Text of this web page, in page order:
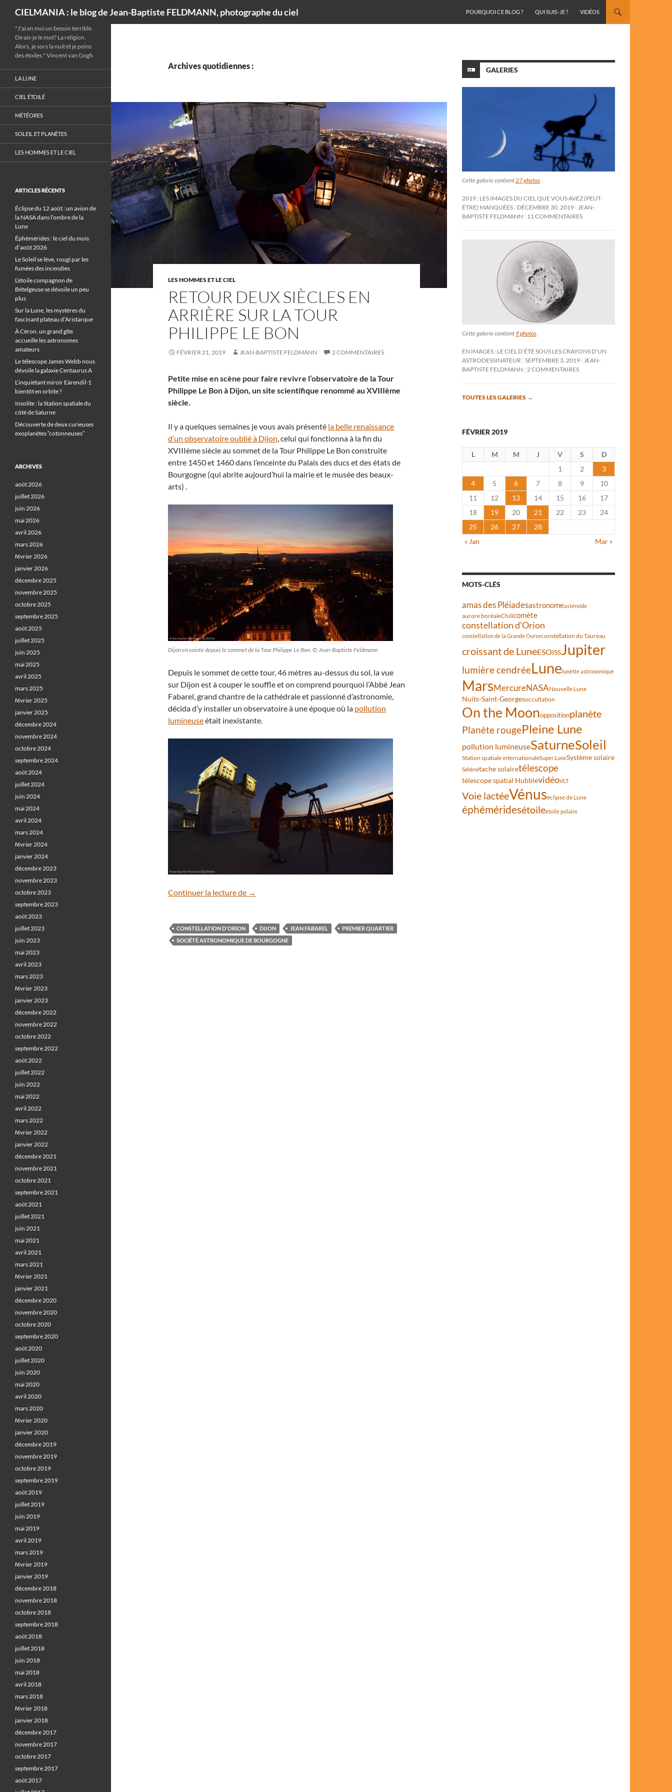
CIELMANIA : le blog de Jean-Baptiste FELDMANN, photographe du ciel
POURQUOI CE BLOG ?
QUI SUIS-JE ? VIDÉOS
Archives quotidiennes :
LES HOMMES ET LE CIEL
RETOUR DEUX SIÈCLES EN
ARRIÈRE SUR LA TOUR
PHILIPPE LE BON
FÉVRIER 21, 2019 JEAN-BAPTISTE FELDMANN 2 COMMENTAIRES
Petite mise en scène pour faire revivre l’observatoire de la Tour
Philippe Le Bon à Dijon, un site scientifique renommé au XVIIIème
siècle.
Il y a quelques semaines je vous avais présenté la belle renaissance
d’un observatoire oublié à Dijon, celui qui fonctionna à la fin du
XVIIIème siècle au sommet de la Tour Philippe Le Bon construite
entre 1450 et 1460 dans l’enceinte du Palais des ducs et des états de
Bourgogne (qui abrite aujourd’hui la mairie et le musée des beaux-
arts) .
Dijon en soirée depuis le sommet de la Tour Philippe Le Bon. © Jean-Baptiste Feldmann
Depuis le sommet de cette tour, 46 mètres au-dessus du sol, la vue
sur Dijon est à couper le souffle et on comprend pourquoi l’Abbé Jean
Fabarel, grand chantre de la cathédrale et passionné d’astronomie,
décida d’y installer un observatoire à une époque où la pollution
lumineuseétait inexistante.
Continuer la lecture de Retour deux siècles en arrière sur la Tour Philippe Le Bon
→
CONSTELLATION D'ORION DIJON JEAN FABAREL
PREMIER QUARTIER
SOCIÉTÉ ASTRONOMIQUE DE BOURGOGNE
GALERIES
Cette galerie contient27 photos.
2019 : LES IMAGES DU CIEL QUE VOUS AVEZ (PEUT-
ÊTRE) MANQUÉES DÉCEMBRE 30, 2019 JEAN-
BAPTISTE FELDMANN
11 COMMENTAIRES
Cette galerie contient 9 photos
EN IMAGES : LE CIEL D’ÉTÉ SOUS LES CRAYONS D’UN
ASTRODESSINATEUR SEPTEMBRE 3, 2019
JEAN-
BAPTISTE FELDMANN
2 COMMENTAIRES
TOUTES LES GALERIES →
FÉVRIER 2019
L M M J V S
D
1
2
3
4
5 6 7 8 9
10
11
12 13 14 15 16
17
18
19 20 21 22 23
24
25
26 27
28
« Jan
Mar »
MOTS-CLÉS
amas des Pléiadesastronomeastéroïde
aurore boréaleChilicomète
constellation d'Orion
constellation de la Grande Ourseconstellation du Taureau
croissant de LuneESOISSJupiter
lumière cendréeLunelunette astronomique
MarsMercureNASANouvelle Lune
Nuits-Saint-Georgesoccultation
On the Moonoppositionplanète
Planète rougePleine Lune
pollution lumineuseSaturneSoleil
Station spatiale internationaleSuper LuneSystème solaire
Sélénétache solairetélescope
télescope spatial HubblevidéoVLT
Voie lactéeVénuséclipse de Lune
éphéméridesétoileétoile polaire
"J'ai en moi un besoin terrible.
Dirais-je le mot? La religion.
Alors, je sors la nuit et je peins
des étoiles." Vincent van Gogh
LA LUNE
CIEL ÉTOILÉ
MÉTÉORES
SOLEIL ET PLANÈTES
LES HOMMES ET LE CIEL
ARTICLES RÉCENTS
Éclipse du 12 août : un avion de
la NASA dans l’ombre de la
Lune
Éphémérides : le ciel du mois
d’août 2026
Le Soleil se lève, rougi par les
fumées des incendies
L’étoile compagnon de
Bételgeuse se dévoile un peu
plus
Sur la Lune, les mystères du
fascinant plateau d’Aristarque
À Céron, un grand gîte
accueille les astronomes
amateurs
Le télescope James Webb nous
dévoile la galaxie Centaurus A
L’inquiétant miroir Eärendil-1
bientôt en orbite ?
Insolite : la Station spatiale du
côté de Saturne
Découverte de deux curieuses
exoplanètes “cotonneuses”
ARCHIVES
août 2026
juillet 2026
juin 2026
mai 2026
avril 2026
mars 2026
février 2026
janvier 2026
décembre 2025
novembre 2025
octobre 2025
septembre 2025
août 2025
juillet 2025
juin 2025
mai 2025
avril 2025
mars 2025
février 2025
janvier 2025
décembre 2024
novembre 2024
octobre 2024
septembre 2024
août 2024
juillet 2024
juin 2024
mai 2024
avril 2024
mars 2024
février 2024
janvier 2024
décembre 2023
novembre 2023
octobre 2023
septembre 2023
août 2023
juillet 2023
juin 2023
mai 2023
avril 2023
mars 2023
février 2023
janvier 2023
décembre 2022
novembre 2022
octobre 2022
septembre 2022
août 2022
juillet 2022
juin 2022
mai 2022
avril 2022
mars 2022
février 2022
janvier 2022
décembre 2021
novembre 2021
octobre 2021
septembre 2021
août 2021
juillet 2021
juin 2021
mai 2021
avril 2021
mars 2021
février 2021
janvier 2021
décembre 2020
novembre 2020
octobre 2020
septembre 2020
août 2020
juillet 2020
juin 2020
mai 2020
avril 2020
mars 2020
février 2020
janvier 2020
décembre 2019
novembre 2019
octobre 2019
septembre 2019
août 2019
juillet 2019
juin 2019
mai 2019
avril 2019
mars 2019
février 2019
janvier 2019
décembre 2018
novembre 2018
octobre 2018
septembre 2018
août 2018
juillet 2018
juin 2018
mai 2018
avril 2018
mars 2018
février 2018
janvier 2018
décembre 2017
novembre 2017
octobre 2017
septembre 2017
août 2017